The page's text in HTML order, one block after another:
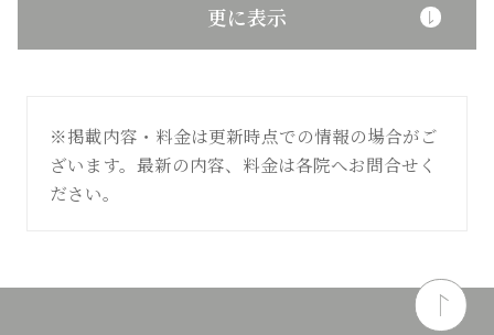
更に表示
※掲載内容・料金は更新時点での情報の場合がご
ざいます。最新の内容、料金は各院へお問合せく
ださい。